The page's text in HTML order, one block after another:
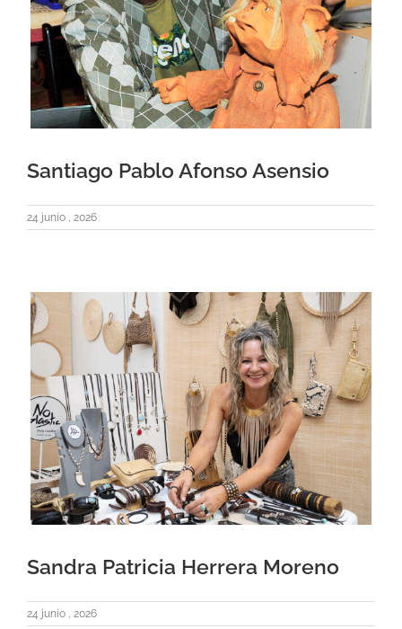
Santiago Pablo Afonso Asensio
24 junio , 2026
Sandra Patricia Herrera Moreno
24 junio , 2026